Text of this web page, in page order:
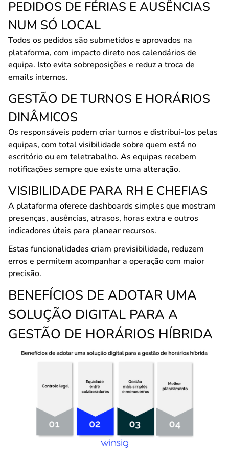
PEDIDOS DE FÉRIAS E AUSÊNCIAS
NUM SÓ LOCAL
Todos os pedidos são submetidos e aprovados na
plataforma, com impacto direto nos calendários de
equipa. Isto evita sobreposições e reduz a troca de
emails internos.
GESTÃO DE TURNOS E HORÁRIOS
DINÂMICOS
Os responsáveis podem criar turnos e distribuí-los pelas
equipas, com total visibilidade sobre quem está no
escritório ou em teletrabalho. As equipas recebem
notificações sempre que existe uma alteração.
VISIBILIDADE PARA RH E CHEFIAS
A plataforma oferece dashboards simples que mostram
presenças, ausências, atrasos, horas extra e outros
indicadores úteis para planear recursos.
Estas funcionalidades criam previsibilidade, reduzem
erros e permitem acompanhar a operação com maior
precisão.
BENEFÍCIOS DE ADOTAR UMA
SOLUÇÃO DIGITAL PARA A
GESTÃO DE HORÁRIOS HÍBRIDA